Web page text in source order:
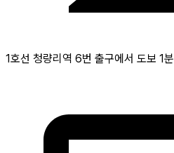
1호선 청량리역 6번 출구에서 도보 1분